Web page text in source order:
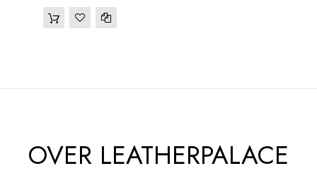
OVER LEATHERPALACE